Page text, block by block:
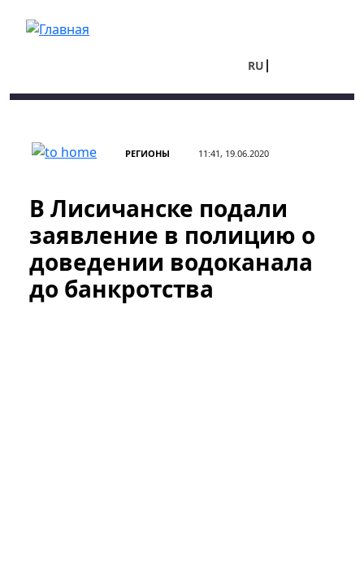
RU
РЕГИОНЫ 11:41, 19.06.2020
В Лисичанске подали
заявление в полицию о
доведении водоканала
до банкротства